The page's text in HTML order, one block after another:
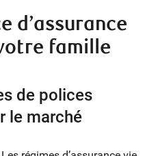
d’assurance
famille
de polices
le marché